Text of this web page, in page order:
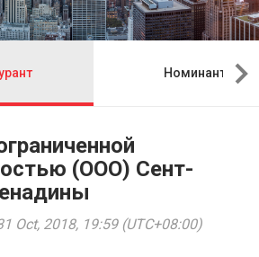
Номинант
(ООО) Сент-
Oct, 2018, 19:59 (UTC+08:00)